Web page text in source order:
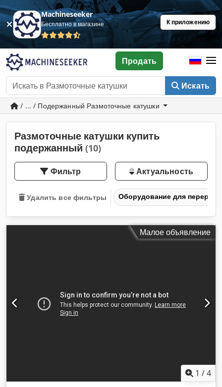
Machineseeker
Бесплатно в магазине К приложению
Искать
Продать
/ ... / Подержанный Размоточные катушки
Размоточные катушки купить
подержанный (10)
Фильтр Актуальность
Удалить все фильтры Оборудование для
Малое объявление
1 /4